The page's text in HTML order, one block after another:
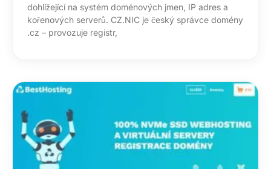
dohlížející na systém doménových jmen, IP adres a
kořenových serverů. CZ.NIC je český správce domény
.cz – provozuje registr,